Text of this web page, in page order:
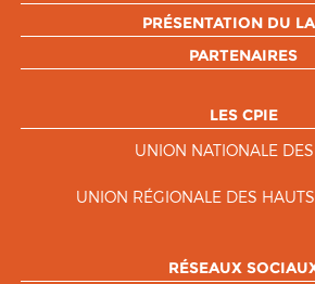
PRÉSENTATION DU
PARTENAIRES
LES CPIE
UNION NATIONALE
UNION RÉGIONALE DES
RÉSEAUX